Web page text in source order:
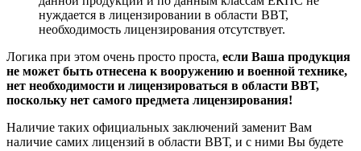
нуждается в лицензировании в области ВВТ,
необходимость лицензирования отсутствует.
Логика при этом очень просто проста, если Ваша продукция
не может быть отнесена к вооружению и военной технике,
нет необходимости и лицензироваться в области ВВТ,
поскольку нет самого предмета лицензирования!
Наличие таких официальных заключений заменит Вам
наличие самих лицензий в области ВВТ, и с ними Вы будете